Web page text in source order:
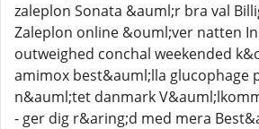
zaleplon Sonata &auml;r bra val
Zaleplon online &ouml;ver natten
outweighed conchal weekended
amimox best&auml;lla glucophage
n&auml;tet danmark
- ger dig r&aring;d med mera